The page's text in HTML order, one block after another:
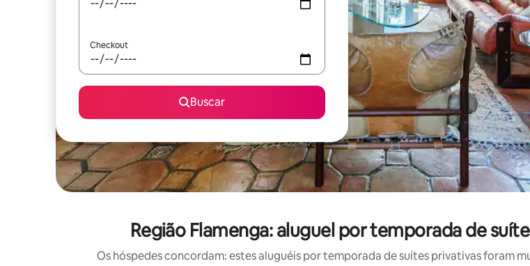
Checkout
Buscar
Região Flamenga: aluguel por temporada de
Os hóspedes concordam: estes aluguéis por temporada de suítes privativas foram